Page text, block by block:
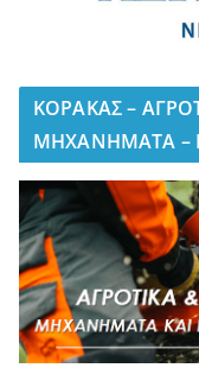
ΚΟΡΑΚΑΣ –
ΜΗΧΑΝΗΜΑΤΑ –